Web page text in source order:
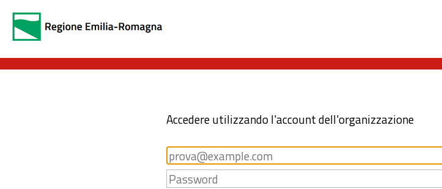
Accedere utilizzando l'account dell'organizzazione